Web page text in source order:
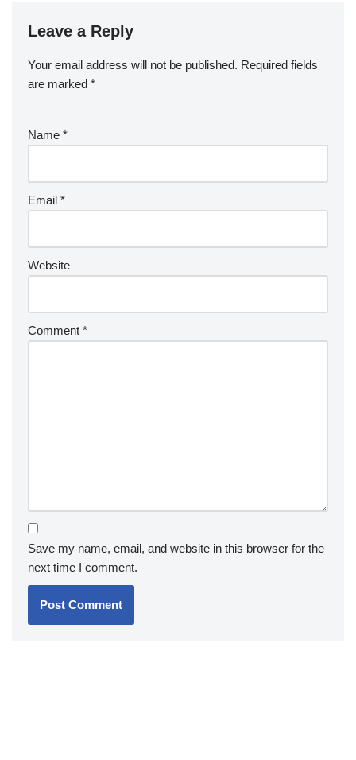
Leave a Reply
Your email address will not be published. Required fields
are marked *
Name *
Email *
Website
Comment *
Save my name, email, and website in this browser for the
next time I comment.